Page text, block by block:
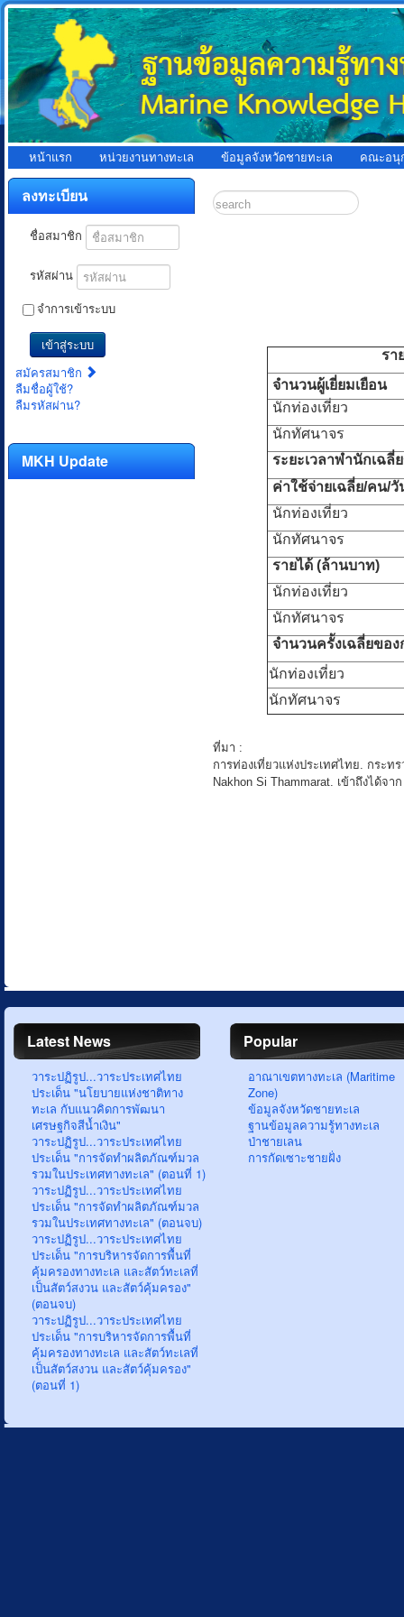
หน้าแรก หน่วยงานทางทะเล ข้อมูลจังหวัดชายทะเล คณะอนุ
ลงทะเบียน
ชื่อสมาชิก
รหัสผ่าน
จำการเข้าระบบ
เข้าสู่ระบบ
สมัครสมาชิก
ลืมชื่อผู้ใช้?
ลืมรหัสผ่าน?
MKH Update
รา
จำนวนผู้เยี่ยมเยือน
นักท่องเที่ยว
นักทัศนาจร
ระยะเวลาพำนักเฉลี่
ค่าใช้จ่ายเฉลี่ย/คน/วั
นักท่องเที่ยว
นักทัศนาจร
รายได้ (ล้านบาท)
นักท่องเที่ยว
นักทัศนาจร
จำนวนครั้งเฉลี่ยของ
นักท่องเที่ยว
นักทัศนาจร
ที่มา :
การท่องเที่ยวแห่งประเทศไทย. กระท
Nakhon Si Thammarat. เข้าถึงได้จ
Latest News
วาระปฏิรูป...วาระประเทศไทย
ประเด็น "นโยบายแห่งชาติทาง
ทะเล กับแนวคิดการพัฒนา
เศรษฐกิจสีน้ำเงิน"
วาระปฏิรูป...วาระประเทศไทย
ประเด็น "การจัดทำผลิตภัณฑ์มวล
รวมในประเทศทางทะเล" (ตอนที่ 1)
วาระปฏิรูป...วาระประเทศไทย
ประเด็น "การจัดทำผลิตภัณฑ์มวล
รวมในประเทศทางทะเล" (ตอนจบ)
วาระปฏิรูป...วาระประเทศไทย
ประเด็น "การบริหารจัดการพื้นที่
คุ้มครองทางทะเล และสัตว์ทะเลที่
เป็นสัตว์สงวน และสัตว์คุ้มครอง"
(ตอนจบ)
วาระปฏิรูป...วาระประเทศไทย
ประเด็น "การบริหารจัดการพื้นที่
คุ้มครองทางทะเล และสัตว์ทะเลที่
เป็นสัตว์สงวน และสัตว์คุ้มครอง"
(ตอนที่ 1)
Popular
อาณาเขตทางทะเล (Maritime
Zone)
ข้อมูลจังหวัดชายทะเล
ฐานข้อมูลความรู้ทางทะเล
ป่าชายเลน
การกัดเซาะชายฝั่ง